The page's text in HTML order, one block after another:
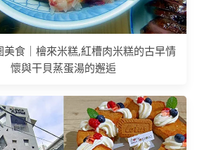
美食｜檜來米糕,紅槽肉米糕的古早情
懷與干貝蒸蛋湯的邂逅